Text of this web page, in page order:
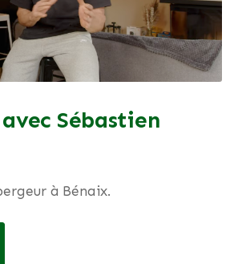
Sébastien
à Bénaix.